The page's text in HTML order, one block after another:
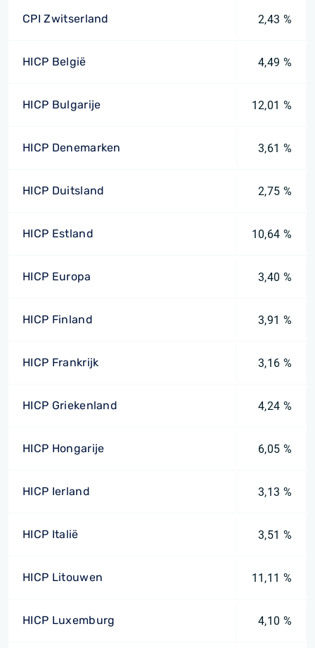
CPI Zwitserland 2,43 %
HICP België 4,49 %
HICP Bulgarije 12,01 %
HICP Denemarken 3,61 %
HICP Duitsland 2,75 %
HICP Estland 10,64 %
HICP Europa 3,40 %
HICP Finland 3,91 %
HICP Frankrijk 3,16 %
HICP Griekenland 4,24 %
HICP Hongarije 6,05 %
HICP Ierland 3,13 %
HICP Italië 3,51 %
HICP Litouwen 11,11 %
HICP Luxemburg 4,10 %